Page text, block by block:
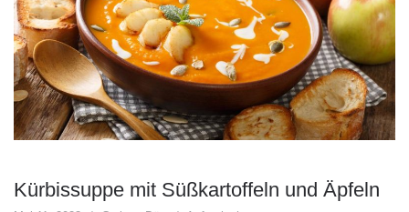
Kürbissuppe mit Süßkartoffeln und Äpfeln